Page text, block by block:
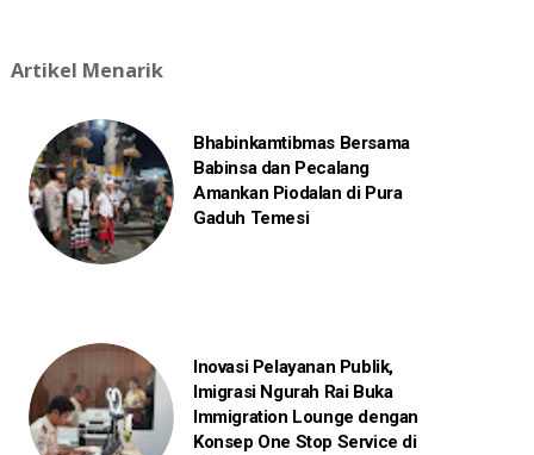
Artikel Menarik
Bhabinkamtibmas Bersama
Babinsa dan Pecalang
Amankan Piodalan di Pura
Gaduh Temesi
Inovasi Pelayanan Publik,
Imigrasi Ngurah Rai Buka
Immigration Lounge dengan
Konsep One Stop Service di